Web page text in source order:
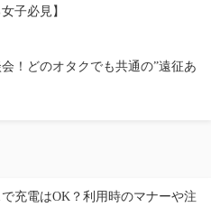
子必見】
！どのオタクでも共通の”遠征あ
充電はOK？利用時のマナーや注